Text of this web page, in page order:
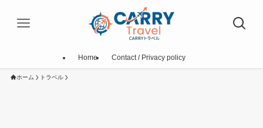
Home Contact / Privacy policy
ホーム トラベル